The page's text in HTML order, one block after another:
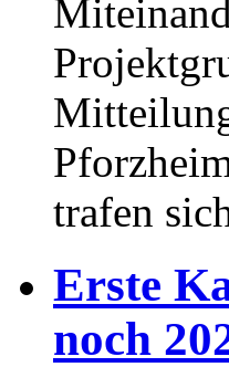
trafen
⁥Erste
noch